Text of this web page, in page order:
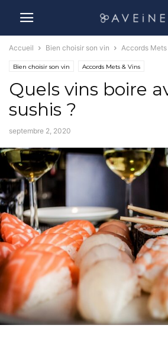
Accueil Bien choisir son vin Accords Mets
Bien choisir son vin Accords Mets & Vins
Quels vins boire
sushis ?
septembre 2, 2020